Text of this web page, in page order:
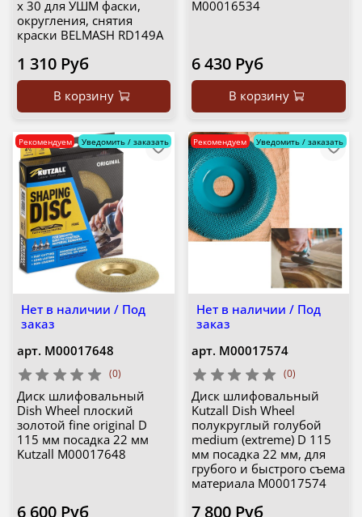
х 30 для УШМ фаски,
округления, снятия
краски BELMASH RD149A
1 310 Руб
В корзину
М00016534
6 430 Руб
В корзину
Нет в наличии / Под
заказ
Рекомендуем Уведомить / заказать
арт. М00017648
(0)
Диск шлифовальный
Dish Wheel плоский
золотой fine original D
115 мм посадка 22 мм
Kutzall М00017648
6 600 Руб
Нет в наличии / Под
заказ
Рекомендуем Уведомить / заказать
арт. М00017574
(0)
Диск шлифовальный
Kutzall Dish Wheel
полукруглый голубой
medium (extreme) D 115
мм посадка 22 мм, для
грубого и быстрого съема
материала М00017574
7 800 Руб